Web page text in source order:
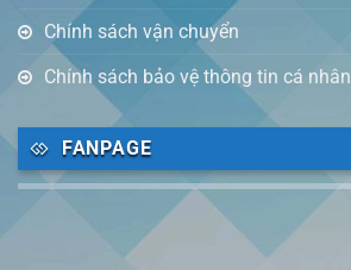
Chính sách vận chuyển
Chính sách bảo vệ thông tin cá nhân
FANPAGE